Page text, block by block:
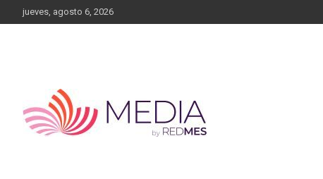
to
jueves, agosto 6, 2026